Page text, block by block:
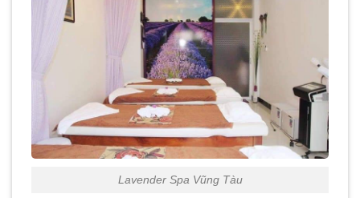
Lavender Spa Vũng Tàu